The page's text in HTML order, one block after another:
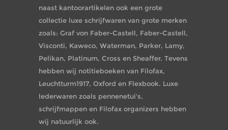
naast kantoorartikelen ook een grote
collectie luxe schrijfwaren van grote merken
zoals: Graf von Faber-Castell, Faber-Castell,
Visconti, Kaweco, Waterman, Parker, Lamy,
Pelikan, Platinum, Cross en Sheaffer. Tevens
hebben wij notitieboeken van Filofax,
Leuchtturm1917, Oxford en Flexbook. Luxe
lederwaren zoals pennenetui's,
schrijfmappen en Filofax organizers hebben
wij natuurlijk ook.